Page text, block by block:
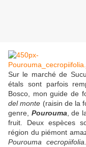
Sur le marché de
étals sont parfois
Bosco, mon guide de
del monte (raisin de la
genre, Pourouma , de
fruit. Deux espèces
région du piémont
Pourouma cecropiifolia.